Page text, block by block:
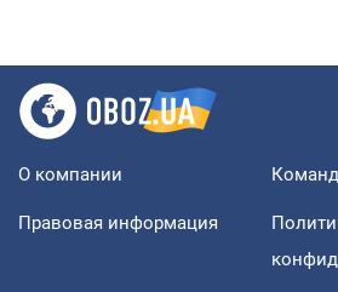
О компании
Правовая информация